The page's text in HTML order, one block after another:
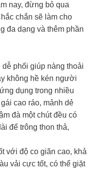
nay, đừng bỏ qua
chắn sẽ làm cho
đa dạng và thêm phần
phối giúp nàng thoải
không hề kén người
dụng trong nhiều
cao ráo, mảnh dẻ
đà một chút đều có
để trông thon thả,
với độ co giãn cao, khả
vải cực tốt, có thể giặt